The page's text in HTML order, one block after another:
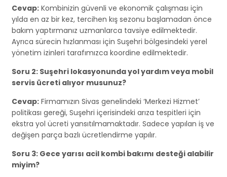
Cevap: Kombinizin güvenli ve ekonomik çalışması için
yılda en az bir kez, tercihen kış sezonu başlamadan önce
bakım yaptırmanız uzmanlarca tavsiye edilmektedir.
Ayrıca sürecin hızlanması için Suşehri bölgesindeki yerel
yönetim izinleri tarafımızca koordine edilmektedir.
Soru 2: Suşehri lokasyonunda yol yardım veya mobil
servis ücreti alıyor musunuz?
Cevap: Firmamızın Sivas genelindeki ‘Merkezi Hizmet’
politikası gereği, Suşehri içerisindeki arıza tespitleri için
ekstra yol ücreti yansıtılmamaktadır. Sadece yapılan iş ve
değişen parça bazlı ücretlendirme yapılır.
Soru 3: Gece yarısı acil kombi bakımı desteği alabilir
miyim?